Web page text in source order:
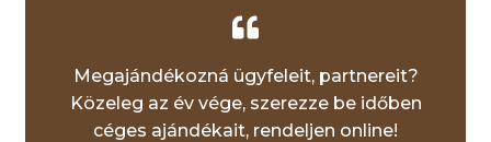
Megajándékozná ügyfeleit, partnereit?
Közeleg az év vége, szerezze be időben
céges ajándékait, rendeljen online!